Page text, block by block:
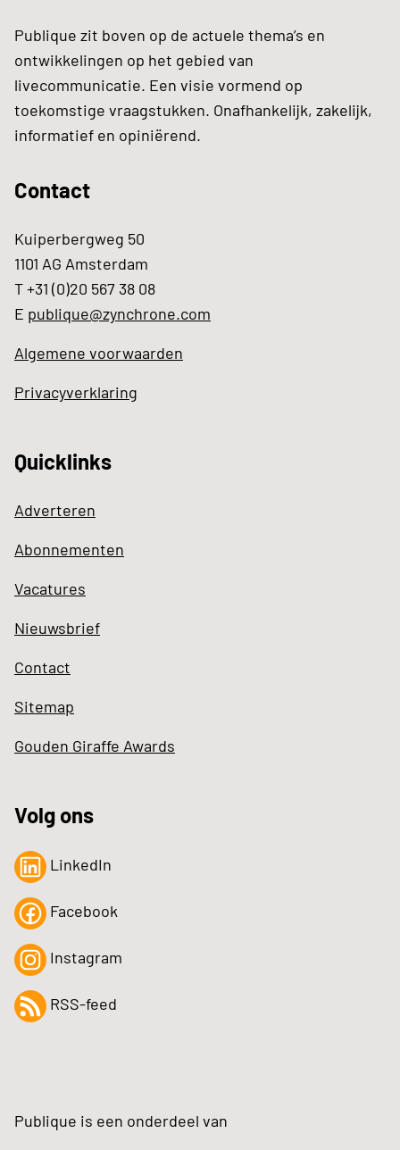
Publique zit boven op de actuele thema’s en
ontwikkelingen op het gebied van
livecommunicatie. Een visie vormend op
toekomstige vraagstukken. Onafhankelijk, zakelijk,
informatief en opiniërend.
Contact
Kuiperbergweg 50
1101 AG Amsterdam
T +31 (0)20 567 38 08
E publique@zynchrone.com
Algemene voorwaarden
Privacyverklaring
Quicklinks
Adverteren
Abonnementen
Vacatures
Nieuwsbrief
Contact
Sitemap
Gouden Giraffe Awards
Volg ons
LinkedIn
Facebook
Instagram
RSS-feed
Publique is een onderdeel van